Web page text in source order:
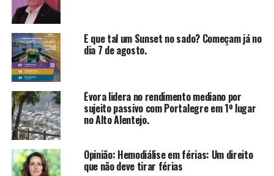
E que tal um Sunset no sado? Começam já no
dia 7 de agosto.
Évora lidera no rendimento mediano por
sujeito passivo com Portalegre em 1º lugar
no Alto Alentejo.
Opinião: Hemodiálise em férias: Um direito
que não deve tirar férias